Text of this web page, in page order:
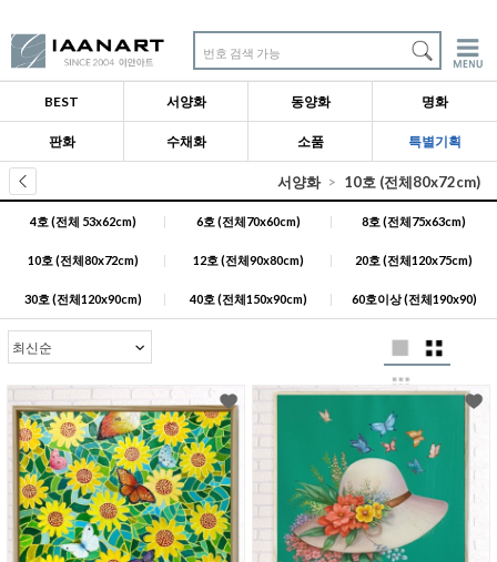
번호 검색 가능
BEST 서양화 동양화 명화
판화 수채화 소품 특별기획
서양화 10호 (전체80x72cm)
4호 (전체 53x62cm) | 6호 (전체70x60cm) | 8호 (전체75x63cm)
10호 (전체80x72cm) | 12호 (전체90x80cm) | 20호 (전체120x75cm)
30호 (전체120x90cm) | 40호 (전체150x90cm) | 60호이상 (전체190x90)